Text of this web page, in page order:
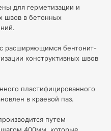
для герметизации и
швов в бетонных
расширяющимся бентонит-
конструктивных швов
пластифицированного
в краевой паз.
путем